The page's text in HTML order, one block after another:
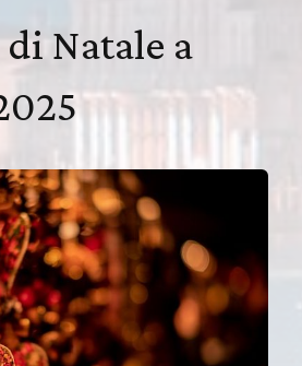
Natale a